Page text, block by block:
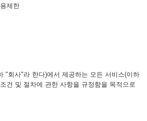
제한
"회사"라 한다)에서 제공하는 모든 서비스(이하
건 및 절차에 관한 사항을 규정함을 목적으로